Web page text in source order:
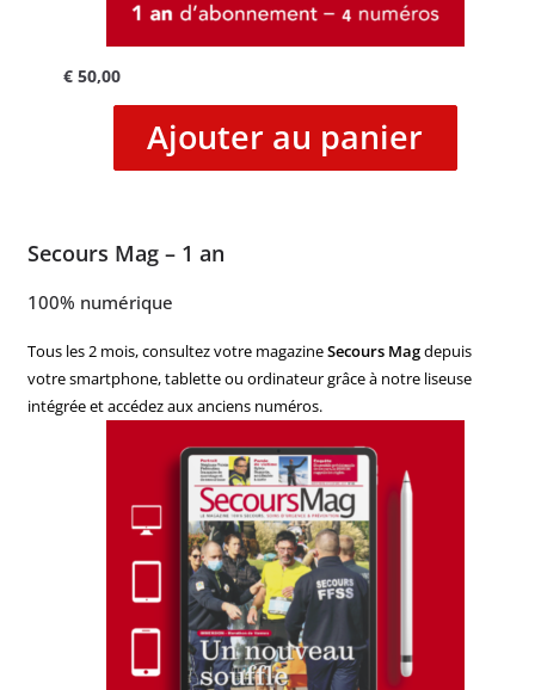
€50,00
Ajouter au panier
Secours Mag – 1 an
100% numérique
Tous les 2 mois, consultez votre magazineSecours Magdepuis
votre smartphone, tablette ou ordinateur grâce à notre liseuse
intégrée et accédez aux anciens numéros.